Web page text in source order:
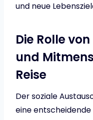
und neue
Die Rolle
und
Reise
Der soziale
eine